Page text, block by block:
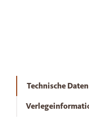
Technische Daten